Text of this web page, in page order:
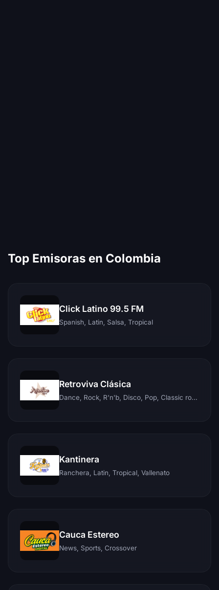
Top Emisoras en Colombia
Click Latino 99.5 FM
Spanish, Latin, Salsa, Tropical
Retroviva Clásica
Dance, Rock, R'n'b, Disco, Pop, Classic rock, Techno, Reggae
Kantinera
Ranchera, Latin, Tropical, Vallenato
Cauca Estereo
News, Sports, Crossover